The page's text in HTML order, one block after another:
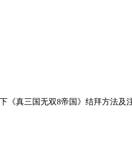
《真三国无双8帝国》结拜方法